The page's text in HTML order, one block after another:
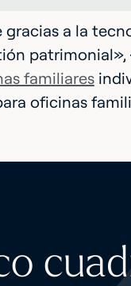
a la
familiares
oficinas